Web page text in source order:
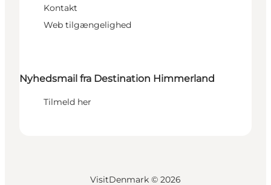
Kontakt
Web tilgængelighed
Nyhedsmail fra Destination Himmerland
Tilmeld her
VisitDenmark © 2026